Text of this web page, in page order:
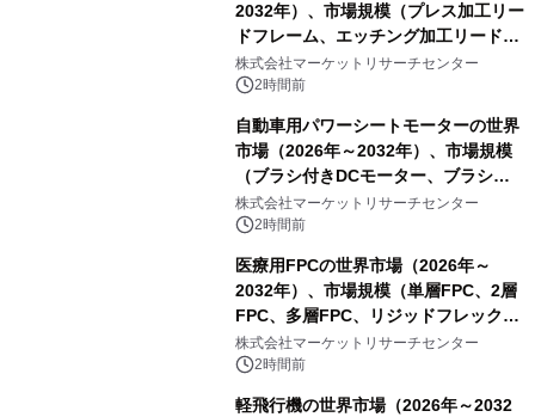
2032年）、市場規模（プレス加工リー
ドフレーム、エッチング加工リードフ
レーム）・分析レポートを発表
株式会社マーケットリサーチセンター
2時間前
自動車用パワーシートモーターの世界
市場（2026年～2032年）、市場規模
（ブラシ付きDCモーター、ブラシレ
スDCモーター）・分析レポートを発
表
株式会社マーケットリサーチセンター
2時間前
医療用FPCの世界市場（2026年～
2032年）、市場規模（単層FPC、2層
FPC、多層FPC、リジッドフレックス
PCB）・分析レポートを発表
株式会社マーケットリサーチセンター
2時間前
軽飛行機の世界市場（2026年～2032